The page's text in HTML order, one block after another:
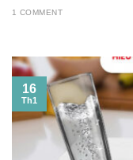
1 COMMENT
16
Th1